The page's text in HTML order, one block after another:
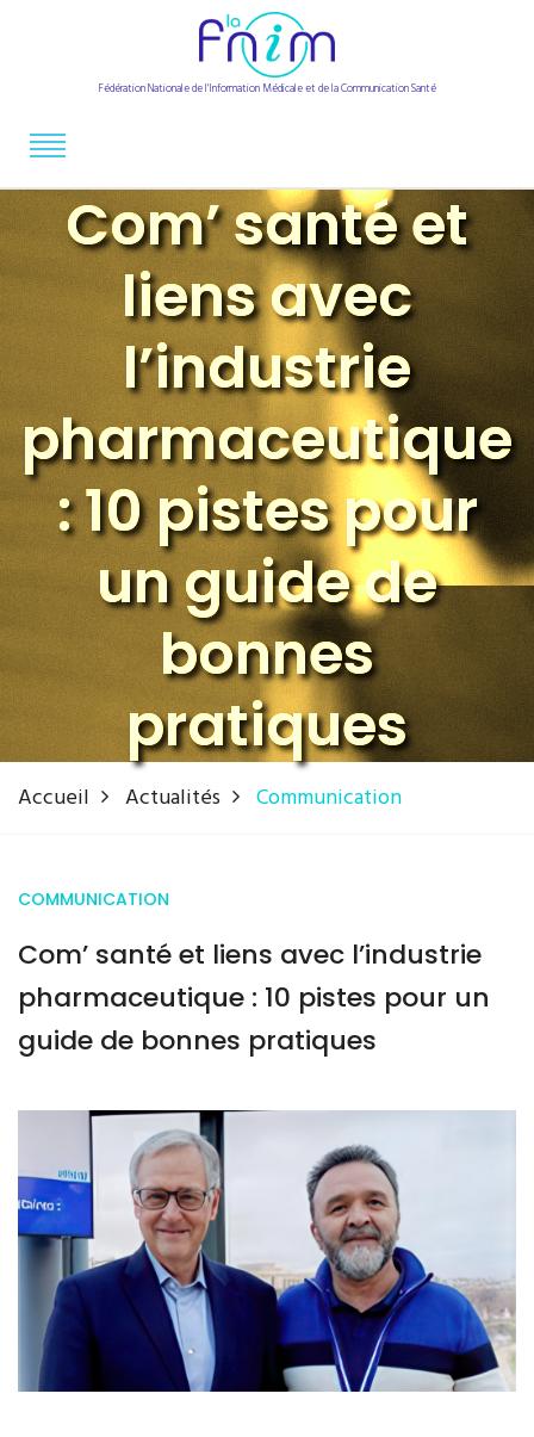
Fédération Nationale de l'Information Médicale et de la Communication Santé
Com’ santé et
liens avec
l’industrie
pharmaceutique
: 10 pistes pour
un guide de
bonnes
pratiques
Accueil Actualités Communication
COMMUNICATION
Com’ santé et liens avec l’industrie
pharmaceutique : 10 pistes pour un
guide de bonnes pratiques